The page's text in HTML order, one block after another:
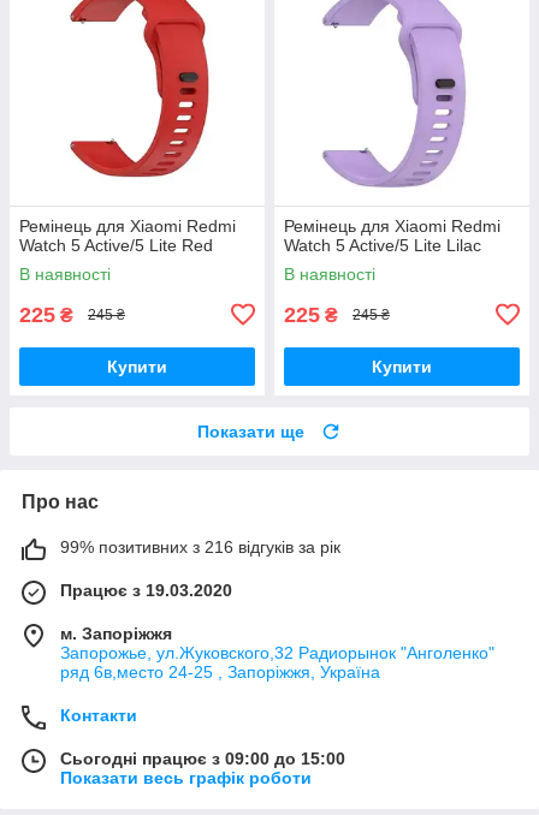
Ремінець для Xiaomi Redmi
Watch 5 Active/5 Lite Red
В наявності
225 ₴ 245 ₴
Купити
Ремінець для Xiaomi Redmi
Watch 5 Active/5 Lite Lilac
В наявності
225 ₴ 245 ₴
Купити
Показати ще
Про нас
99% позитивних з 216 відгуків за рік
Працює з 19.03.2020
м. Запоріжжя
Запорожье, ул.Жуковского,32 Радиорынок "Анголенко"
ряд 6в,место 24-25 , Запоріжжя, Україна
Контакти
Сьогодні працює з 09:00 до 15:00
Показати весь графік роботи